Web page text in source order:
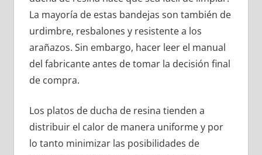
La mayoría de estas bandejas son también de
urdimbre, resbalones y resistente a los
arañazos. Sin embargo, hacer leer el manual
del fabricante antes de tomar la decisión final
de compra.
Los platos de ducha de resina tienden a
distribuir el calor de manera uniforme y por
lo tanto minimizar las posibilidades de